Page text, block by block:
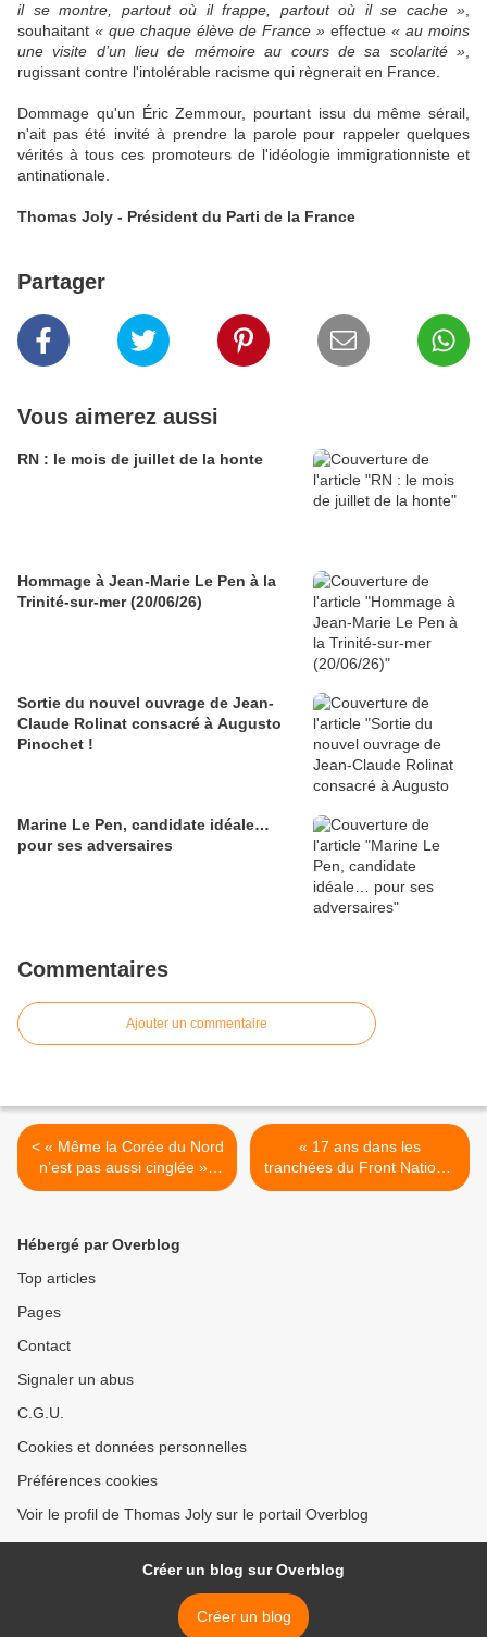
il se montre, partout où il frappe, partout où il se cache »
souhaitant « que chaque élève de France » effectue « au moins
une visite d’un lieu de mémoire au cours de sa scolarité »
rugissant contre l'intolérable racisme qui règnerait en France.
Dommage qu'un Éric Zemmour, pourtant issu du même sérail,
n'ait pas été invité à prendre la parole pour rappeler quelques
vérités à tous ces promoteurs de l'idéologie immigrationniste et
antinationale.
Thomas Joly - Président du Parti de la France
Partager
Vous aimerez aussi
RN : le mois de juillet de la honte
Hommage à Jean-Marie Le Pen à la
Trinité-sur-mer (20/06/26)
Sortie du nouvel ouvrage de Jean-
Claude Rolinat consacré à Augusto
Pinochet !
Marine Le Pen, candidate idéale…
pour ses adversaires
Commentaires
Ajouter un commentaire
< « Même la Corée du Nord
n’est pas aussi cinglée » :
une réfugiée nord-coréenne
« 17 ans dans les
tranchées du Front National
», le nouveau livre de Jean-
Hébergé par Overblog
Top articles
Pages
Contact
Signaler un abus
C.G.U.
Cookies et données personnelles
Préférences cookies
Voir le profil de Thomas Joly sur le portail Overblog
Créer un blog sur Overblog
Créer un blog